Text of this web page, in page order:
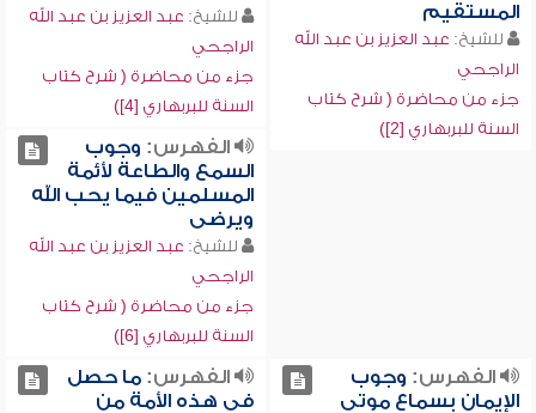
المستقيم
للشيخ: عبد العزيز بن عبد الله
الراجحي
جزء من محاضرة ( شرح كتاب
السنة للبربهاري [2])
للشيخ: عبد العزيز بن عبد الله
الراجحي
جزء من محاضرة ( شرح كتاب
السنة للبربهاري [4])
الفهرس: وجوب
السمع والطاعة لأئمة
المسلمين فيما يحب الله
ويرضى
للشيخ: عبد العزيز بن عبد الله
الراجحي
جزء من محاضرة ( شرح كتاب
السنة للبربهاري [6])
الفهرس: وجوب
الإيمان بسماع موتى
الفهرس:ما حصل
في هذه الأمة من